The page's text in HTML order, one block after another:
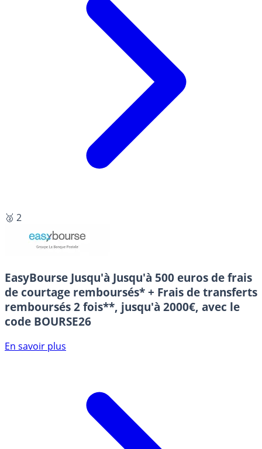
🥈 2
EasyBourse Jusqu'à Jusqu'à 500 euros de frais
de courtage remboursés* + Frais de transferts
remboursés 2 fois**, jusqu'à 2000€, avec le
code BOURSE26
En savoir plus